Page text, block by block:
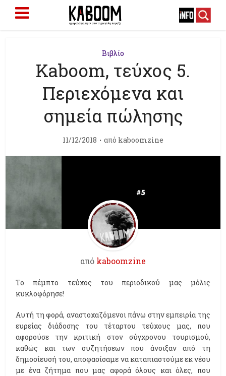
Βιβλίο
Kaboom, τεύχος 5.
Περιεχόμενα και
σημεία πώλησης
11/12/2018 από kaboomzine
από kaboomzine
Το πέμπτο τεύχος του περιοδικού μας μόλις
κυκλοφόρησε!
Αυτή τη φορά, αναστοχαζόμενοι πάνω στην εμπειρία της
ευρείας διάδοσης του τέταρτου τεύχους μας, που
αφορούσε την κριτική στον σύγχρονου τουρισμού,
καθώς και των συζητήσεων που άνοιξαν από τη
δημοσίευσή του, αποφασίσαμε να καταπιαστούμε εκ νέου
με ένα ζήτημα που μας αφορά όλους και όλες, που